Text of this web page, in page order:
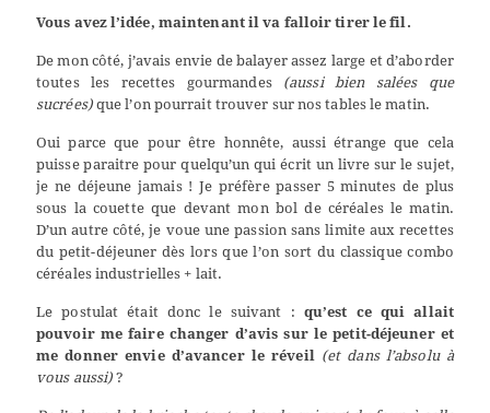
Vous avez l’idée, maintenant il va falloir tirer le fil.
De mon côté, j’avais envie de balayer assez large et d’aborder
toutes les recettes gourmandes (aussi bien salées que
sucrées)que l’on pourrait trouver sur nos tables le matin.
Oui parce que pour être honnête, aussi étrange que cela
puisse paraitre pour quelqu’un qui écrit un livre sur le sujet,
je ne déjeune jamais ! Je préfère passer 5 minutes de plus
sous la couette que devant mon bol de céréales le matin.
D’un autre côté, je voue une passion sans limite aux recettes
du petit-déjeuner dès lors que l’on sort du classique combo
céréales industrielles + lait.
Le postulat était donc le suivant : qu’est ce qui allait
pouvoir me faire changer d’avis sur le petit-déjeuner et
me donner envie d’avancer le réveil (et dans l’absolu à
vous aussi) ?